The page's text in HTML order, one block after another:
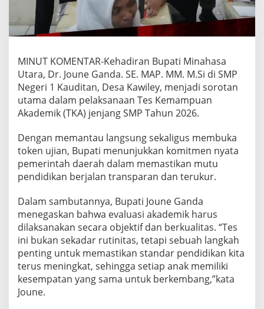
MINUT KOMENTAR-Kehadiran Bupati Minahasa
Utara, Dr. Joune Ganda. SE. MAP. MM. M.Si di SMP
Negeri 1 Kauditan, Desa Kawiley, menjadi sorotan
utama dalam pelaksanaan Tes Kemampuan
Akademik (TKA) jenjang SMP Tahun 2026.
Dengan memantau langsung sekaligus membuka
token ujian, Bupati menunjukkan komitmen nyata
pemerintah daerah dalam memastikan mutu
pendidikan berjalan transparan dan terukur.
Dalam sambutannya, Bupati Joune Ganda
menegaskan bahwa evaluasi akademik harus
dilaksanakan secara objektif dan berkualitas. “Tes
ini bukan sekadar rutinitas, tetapi sebuah langkah
penting untuk memastikan standar pendidikan kita
terus meningkat, sehingga setiap anak memiliki
kesempatan yang sama untuk berkembang,”kata
Joune.